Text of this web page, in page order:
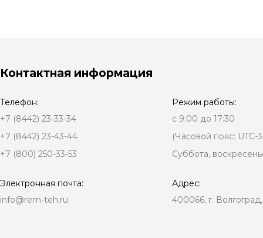
Контактная информация
Телефон:
+7 (8442) 23-33-34
+7 (8442) 23-43-44
+7 (800) 250-33-53
Режим работы:
с 9:00 до 17:30
(Часовой пояс: UTC-
Суббота,
Электронная почта:
info@rem-teh.ru
Адрес:
400066, г.